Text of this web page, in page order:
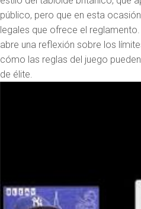
público, pero que en esta
legales que ofrece el
abre una reflexión sobre los
cómo las reglas del juego
de élite.